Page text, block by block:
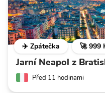
✈️ Zpátečka 🚀 999
Jarní Neapol z
Před 11 hodinami